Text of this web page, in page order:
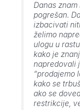
Danas
pogrešan.
izbacivati
želimo
ulogu u
kako je
napredovali
“prodajemo
kako se
ako se
restrikcije,